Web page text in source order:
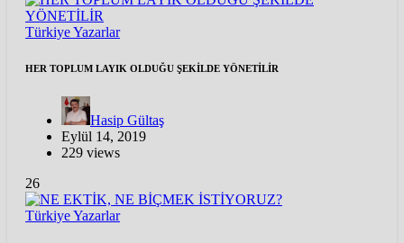
TürkiyeYazarlar
HER TOPLUM LAYIK OLDUĞU ŞEKİLDE YÖNETİLİR
Hasip Gültaş
Eylül 14, 2019
229 views
26
TürkiyeYazarlar